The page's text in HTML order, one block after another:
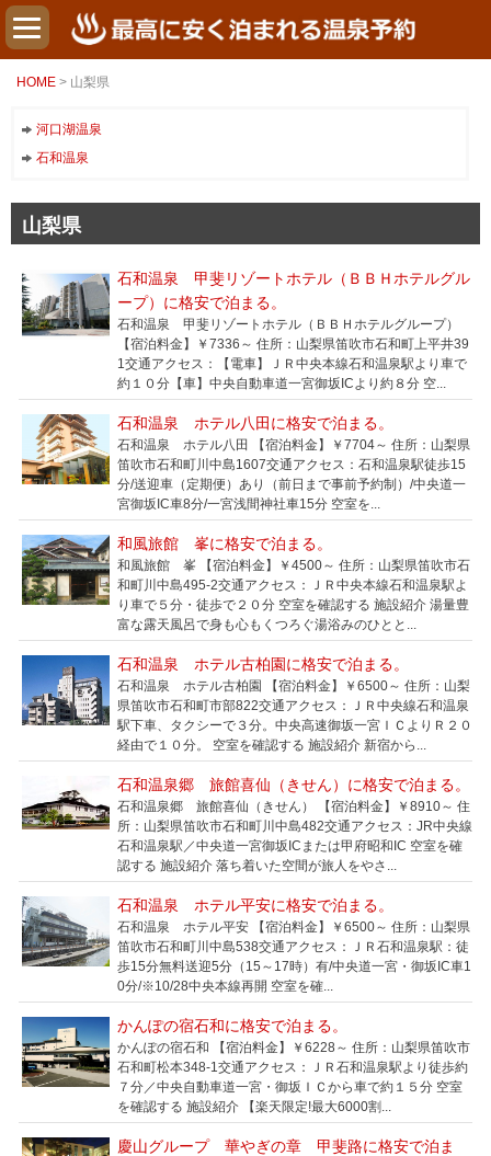
HOME > 山梨県
河口湖温泉
石和温泉
山梨県
石和温泉 甲斐リゾートホテル（ＢＢＨホテルグル
ープ）に格安で泊まる。
石和温泉 甲斐リゾートホテル（ＢＢＨホテルグループ）
【宿泊料金】￥7336～ 住所：山梨県笛吹市石和町上平井39
1交通アクセス：【電車】ＪＲ中央本線石和温泉駅より車で
約１０分【車】中央自動車道一宮御坂ICより約８分 空...
石和温泉 ホテル八田に格安で泊まる。
石和温泉 ホテル八田 【宿泊料金】￥7704～ 住所：山梨県
笛吹市石和町川中島1607交通アクセス：石和温泉駅徒歩15
分/送迎車（定期便）あり（前日まで事前予約制）/中央道一
宮御坂IC車8分/一宮浅間神社車15分 空室を...
和風旅館 峯に格安で泊まる。
和風旅館 峯 【宿泊料金】￥4500～ 住所：山梨県笛吹市石
和町川中島495-2交通アクセス：ＪＲ中央本線石和温泉駅よ
り車で５分・徒歩で２０分 空室を確認する 施設紹介 湯量豊
富な露天風呂で身も心もくつろぐ湯浴みのひとと...
石和温泉 ホテル古柏園に格安で泊まる。
石和温泉 ホテル古柏園 【宿泊料金】￥6500～ 住所：山梨
県笛吹市石和町市部822交通アクセス：ＪＲ中央線石和温泉
駅下車、タクシーで３分。中央高速御坂一宮ＩＣよりＲ２０
経由で１０分。 空室を確認する 施設紹介 新宿から...
石和温泉郷 旅館喜仙（きせん）に格安で泊まる。
石和温泉郷 旅館喜仙（きせん） 【宿泊料金】￥8910～ 住
所：山梨県笛吹市石和町川中島482交通アクセス：JR中央線
石和温泉駅／中央道一宮御坂ICまたは甲府昭和IC 空室を確
認する 施設紹介 落ち着いた空間が旅人をやさ...
石和温泉 ホテル平安に格安で泊まる。
石和温泉 ホテル平安 【宿泊料金】￥6500～ 住所：山梨県
笛吹市石和町川中島538交通アクセス：ＪＲ石和温泉駅：徒
歩15分無料送迎5分（15～17時）有/中央道一宮・御坂IC車1
0分/※10/28中央本線再開 空室を確...
かんぽの宿石和に格安で泊まる。
かんぽの宿石和 【宿泊料金】￥6228～ 住所：山梨県笛吹市
石和町松本348-1交通アクセス：ＪＲ石和温泉駅より徒歩約
７分／中央自動車道一宮・御坂ＩＣから車で約１５分 空室
を確認する 施設紹介 【楽天限定!最大6000割...
慶山グループ 華やぎの章 甲斐路に格安で泊ま